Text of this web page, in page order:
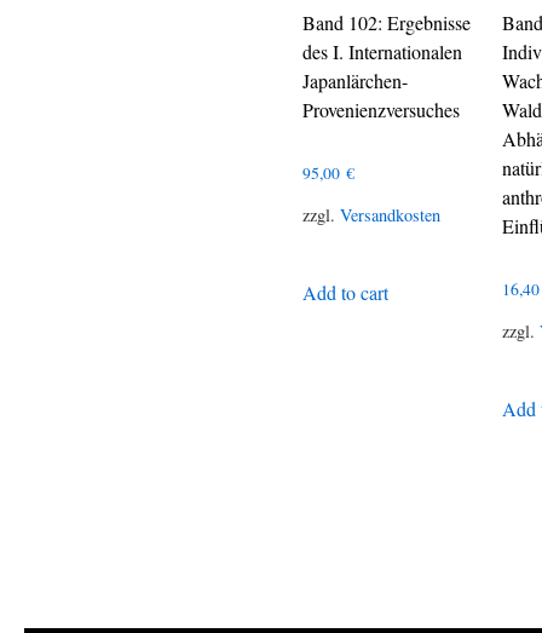
Band 102: Ergebnisse
des I. Internationalen
Japanlärchen-
Provenienzversuches
95,00 €
zzgl. Versandkosten
Add to cart
zzgl.
Add